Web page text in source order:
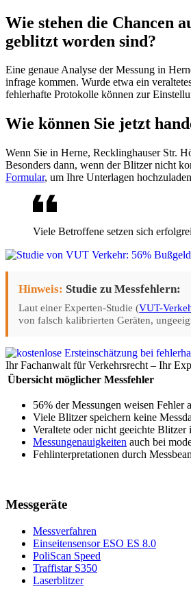
Wie stehen die Chancen
geblitzt worden sind?
Eine genaue Analyse der Messung in
infrage kommen. Wurde etwa ein
fehlerhafte Protokolle können zur
Wie können Sie jetzt
Wenn Sie in Herne, Recklinghauser Str.
Besonders dann, wenn der Blitzer nicht
Formular, um Ihre Unterlagen
Viele Betroffene setzen sich
Hinweis: Studie zu Messfehlern:
Laut einer Experten-Studie (VUT-
von falsch kalibrierten Geräten,
Ihr Fachanwalt für Verkehrsrecht – Ihr
Übersicht möglicher Messfehler
56% der Messungen weisen Fehler
Viele Blitzer speichern keine
Veraltete oder nicht geeichte Blitzer
Messungenauigkeiten auch bei
Fehlinterpretationen durch
Messgeräte
Messverfahren
Einseitensensor ESO ES 8.0
PoliScan Speed
Traffistar S350
Laserblitzer